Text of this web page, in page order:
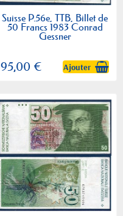
Suisse P.56e, TTB, Billet de
50 Francs 1983 Conrad
Gessner
95,00 € Ajouter